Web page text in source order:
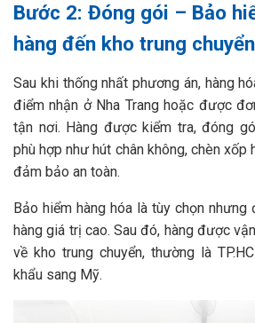
Bước 2: Đóng gói – Bảo
hàng đến kho trung chuyển
Sau khi thống nhất phương án, hàng
điểm nhận ở Nha Trang hoặc được
tận nơi. Hàng được kiểm tra, đóng
phù hợp như hút chân không, chèn
đảm bảo an toàn.
Bảo hiểm hàng hóa là tùy chọn
hàng giá trị cao. Sau đó, hàng được
về kho trung chuyển, thường là
khẩu sang Mỹ.